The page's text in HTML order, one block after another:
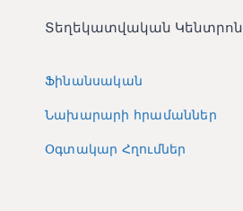
Տեղեկատվական Կենտրոն
Ֆինանսական
Նախարարի հրամաններ
Օգտակար Հղումներ